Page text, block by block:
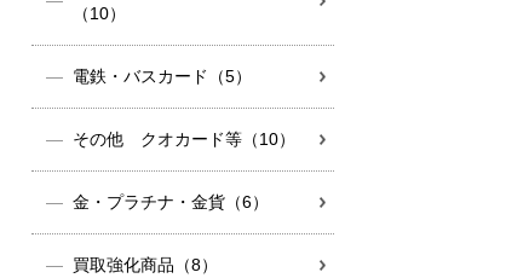
（10）
電鉄・バスカード（5）
その他 クオカード等（10）
金・プラチナ・金貨（6）
買取強化商品（8）